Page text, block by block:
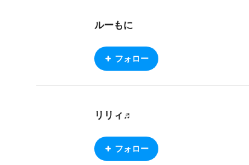
ルーもに
フォロー
リリィ♬
フォロー